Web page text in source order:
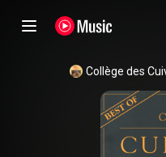
Collège des